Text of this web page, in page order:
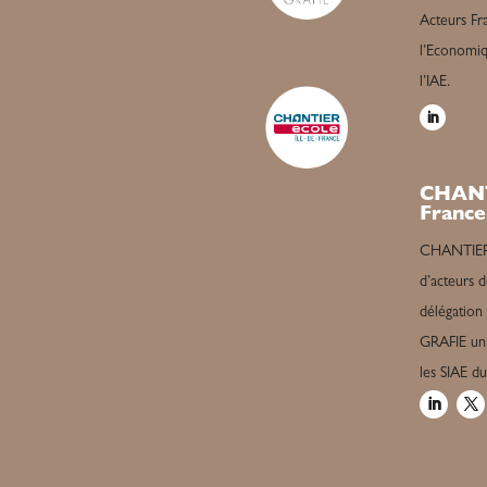
Acteurs
l’IAE.
France
d’acteurs
GRAFIE
les SIAE